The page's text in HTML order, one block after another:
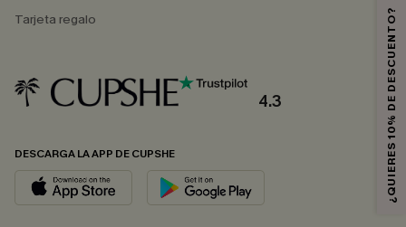
Tarjeta regalo
4.3
DESCARGA LA APP DE CUPSHE ¿QUIERES 10% DE DESCUENTO?